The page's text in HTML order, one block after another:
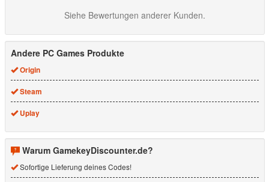
Siehe Bewertungen anderer Kunden.
Andere PC Games Produkte
Origin
Steam
Uplay
Warum GamekeyDiscounter.de?
Sofortige Lieferung deines Codes!